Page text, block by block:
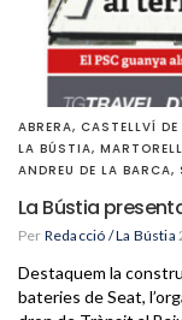
ABRERA, CASTELLVÍ DE
LA BÚSTIA, MARTORELL
ANDREU DE LA BARCA,
La Bústia
Per Redacció / La Bústia
Destaquem la
bateries de Seat,